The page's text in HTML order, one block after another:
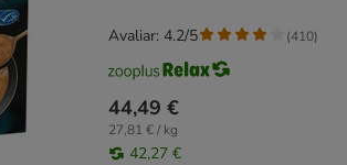
44,49 €
27,81 € / kg
42,27 €
Avaliar: 4.2/5 (410)